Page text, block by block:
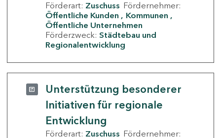
Förderart: Zuschuss Fördernehmer:
Öffentliche Kunden
Kommunen
Öffentliche Unternehmen
Förderzweck: Städtebau und
Regionalentwicklung
Unterstützung besonderer
Initiativen für regionale
Entwicklung
Förderart: Zuschuss Fördernehmer: